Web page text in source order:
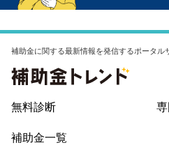
補助金に関する最新情報を発信するポータル
無料診断
補助金一覧